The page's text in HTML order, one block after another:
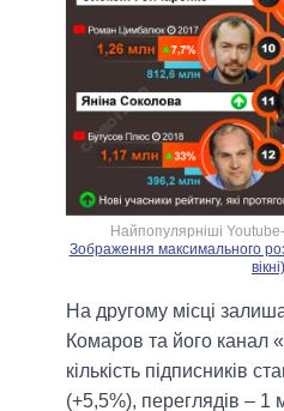
Найпопулярніші
Зображення максимального
вікні)
На другому місці
Комаров та його канал
кількість підписників
(+5,5%), переглядів – 1